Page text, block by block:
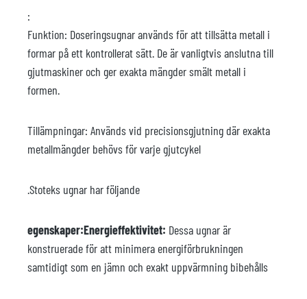
:
Funktion: Doseringsugnar används för att tillsätta metall i
formar på ett kontrollerat sätt. De är vanligtvis anslutna till
gjutmaskiner och ger exakta mängder smält metall i
formen.
Tillämpningar: Används vid precisionsgjutning där exakta
metallmängder behövs för varje gjutcykel
.Stoteks ugnar har följande
egenskaper:Energieffektivitet: Dessa ugnar är
konstruerade för att minimera energiförbrukningen
samtidigt som en jämn och exakt uppvärmning bibehålls